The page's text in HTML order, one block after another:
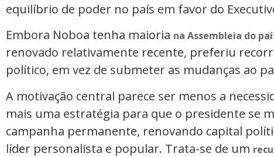
equilíbrio de poder no país em favor do
Embora Noboa tenha maioria na Assembleia do
renovado relativamente recente, preferiu
político, em vez de submeter as mudanças ao
A motivação central parece ser menos a
mais uma estratégia para que o presidente se
campanha permanente, renovando capital
líder personalista e popular. Trata-se de um